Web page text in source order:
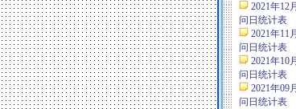
2021年12
问日统计表
2021年11
问日统计表
2021年10
问日统计表
2021年09
问日统计表